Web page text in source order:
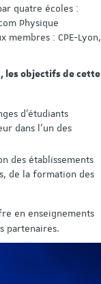
quatre écoles :
Physique
membres : CPE-Lyon,
les objectifs de cette
d’étudiants
dans l’un des
des établissements
de la formation des
en enseignements
partenaires.